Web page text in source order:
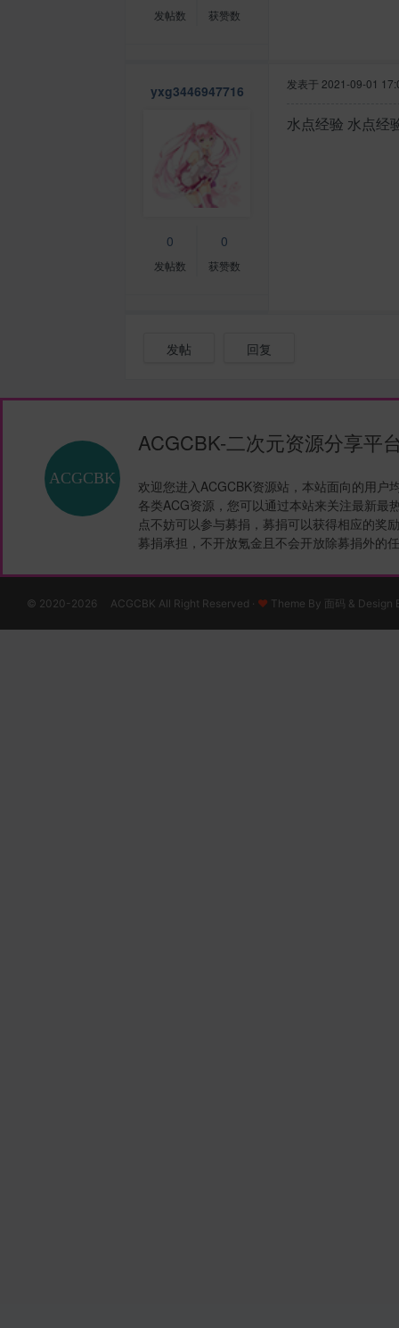
发帖数 获赞数
yxg3446947716
0
发帖数
0
获赞数
发表于 2021-09-01
水点经验 水点
发帖 回复
ACGCBK-二次元资源分享平
欢迎您进入ACGCBK资源站，本站面向的用
各类ACG资源，您可以通过本站来关注最新最
点不妨可以参与募捐，募捐可以获得相应的奖
募捐承担，不开放氪金且不会开放除募捐外的
© 2020-2026 ACGCBK All Right Reserved · ♥ Theme By 面码 & Design